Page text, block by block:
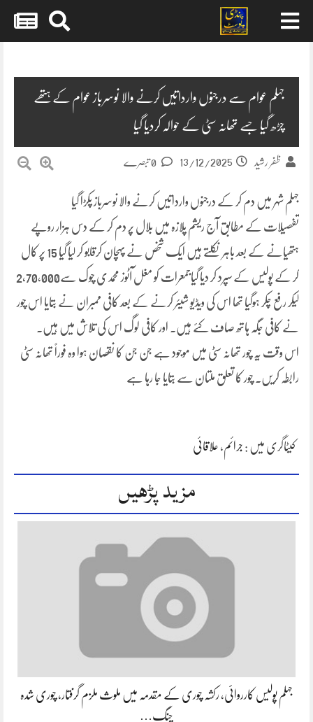
جہلم عوام سے درجنوں وارداتیں کرنے والا نوسرباز عوام کے ہتھے
چڑھ گیا جسے تھانہ سٹی کے حوالہ کردیا گیا
ظفر رشید 13/12/2025
جہلم شہر میں دم کر کے درجنوں وارداتیں کرنے والا نوسرباز پکڑا گیا
تفصیلات کے مطابق آج ریشم پلازہ میں بلال پر دم کر کے دس ہزار روپے
ہتھیانے کے بعد باہر نکلتے ہیں ایک شخص نے پہچان کرقابو کر لیا گیا 15 پر کال
کر کے پولیس کے سپرد کر دیا گیاجمعرات کو مغل آٹوز محمدی چوک سے2,70,000
لیکر رفع چکر ہوگیا تھا اس کی ویڈیو شیئر کرنے کے بعد کافی ممبران نے بتایا اس چور
نے کافی جگہ ہاتھ صاف کئے ہیں۔ اور کافی لوگ اس کی تلاش میں ہیں۔
اس وقت یہ چور تھانہ سٹی میں موجود ہے جن جن کا نقصان ہوا وہ فوراً تھانہ سٹی
رابطہ کریں۔ چور کا تعلق ملتان سے بتایا جا رہا ہے
کیٹاگری میں : جرائم ، علاقائی
مزید پڑھیں
جہلم پولیس کارروائی، رکشہ چوری کے مقدمہ میں ملوث ملزم گرفتار، چوری شدہ
چنگ…